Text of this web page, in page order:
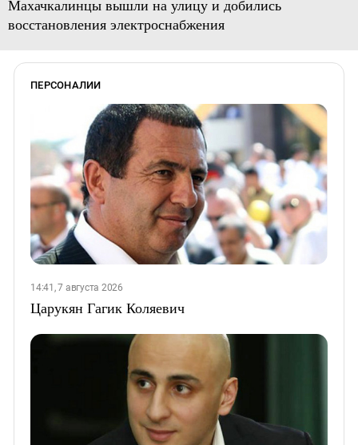
Махачкалинцы вышли на улицу и добились
восстановления электроснабжения
ПЕРСОНАЛИИ
14:41, 7 августа 2026
Царукян Гагик Коляевич